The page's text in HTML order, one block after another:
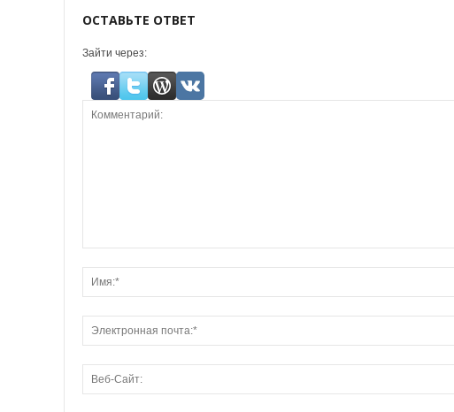
ОСТАВЬТЕ ОТВЕТ
Зайти через: